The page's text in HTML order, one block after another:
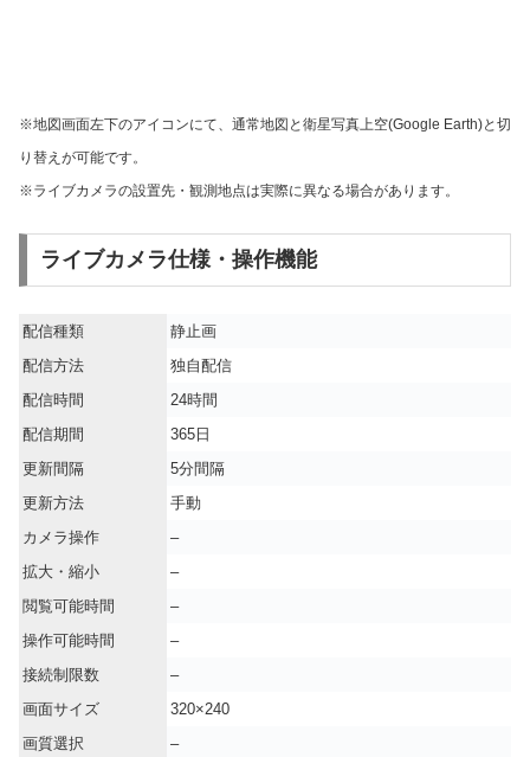
※地図画面左下のアイコンにて、通常地図と衛星写真上空(Google Earth)と切
り替えが可能です。
※ライブカメラの設置先・観測地点は実際に異なる場合があります。
ライブカメラ仕様・操作機能
配信種類
静止画
配信方法
独自配信
配信時間
24時間
配信期間
365日
更新間隔
5分間隔
更新方法
手動
カメラ操作
–
拡大・縮小
–
閲覧可能時間
–
操作可能時間
–
接続制限数
–
画面サイズ
320×240
画質選択
–